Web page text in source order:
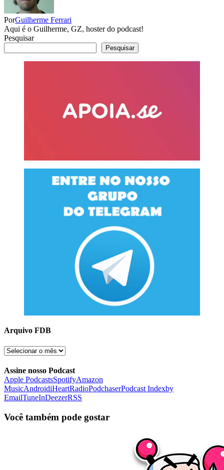
PorGuilherme Ferrari
Aqui é o Guilherme, GZ, hoster do podcast!
Pesquisar
Pesquisar
Arquivo FDB
Arquivo
Assine nosso Podcast
Apple PodcastsSpotifyAmazon
MusicAndroidiHeartRadioPodchaserPodcast Indexby
EmailTuneInDeezerRSS
Você também pode gostar